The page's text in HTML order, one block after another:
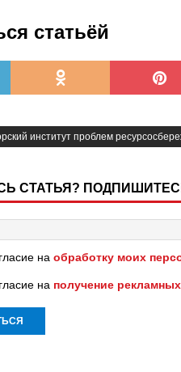
статьёй
институт проблем
СТАТЬЯ?
на обработку моих
на получение